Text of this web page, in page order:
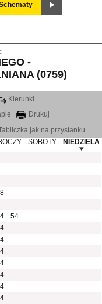
-
(0759)
Kierunki
Drukuj
jak na przystanku
SOBOTY
NIEDZIELA
54